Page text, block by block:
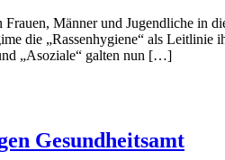
Männer und Jugendliche in
die „Rassenhygiene“ als
„Asoziale“ galten nun […]
Gesundheitsamt